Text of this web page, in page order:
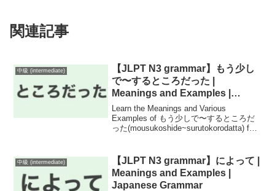
関連記事
中級 (intermediate)
【JLPT N3 grammar】もう少し
で〜するところだった |
Meanings and Examples |
Japanese Grammar
Learn the Meanings and Various
Examples of もう少しで〜するところだ
った(mousukoshide~surutokorodatta) for
中級 (intermediate)
【JLPT N3 grammar】によって |
Meanings and Examples |
Japanese Grammar